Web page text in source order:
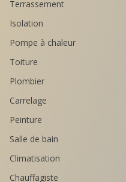
Terrassement
Isolation
Pompe à chaleur
Toiture
Plombier
Carrelage
Peinture
Salle de bain
Climatisation
Chauffagiste